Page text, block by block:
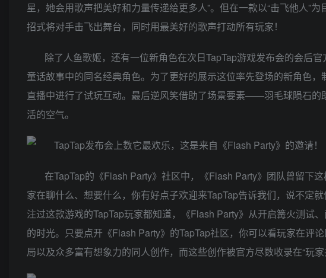
星，她会用歌声把美好和力量传递给更多人”。但在一款以“击飞他人”
招式将对手击飞出舞台，同时用最美好的歌声打动所有玩家！
除了人鱼歌姬，还有一位新角色在次日TapTap游戏发布会的会后
童话故事中的同名经典角色。为了更好的展示这位率先登场的新角色
直播中进行了试玩互动。最后逆风笑借助了场景要素——羽毛球陨石
活的空气。
在TapTap的《Flash Party》社区中，《Flash Party》团队曾留下
家在聊什么、想要什么，你有好点子欢迎来TapTap告诉我们，说不定
注过这款游戏的TapTap玩家都知道，《Flash Party》从开启篝火测试
的时光。只要点开《Flash Party》的TapTap社区，你可以看玩家在评
局以及众多富有想象力的同人创作，而这些创作被官方尽数收录在“玩家